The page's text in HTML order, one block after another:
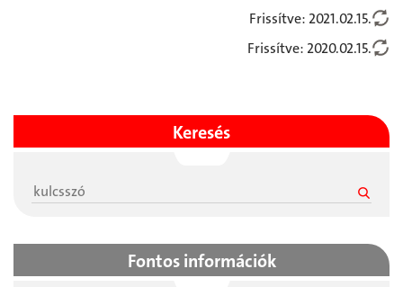
Frissítve: 2021.02.15.
Frissítve: 2020.02.15.
Keresés
Fontos információk